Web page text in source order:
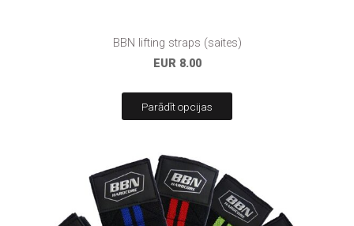
BBN lifting straps (saites)
EUR 8.00
Parādīt opcijas